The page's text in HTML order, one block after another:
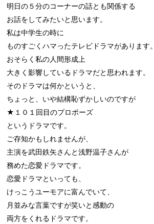
明日の５分のコーナーの話とも関係する
お話をしてみたいと思います。
私は中学生の時に
ものすごくハマったテレビドラマがあります。
おそらく私の人間形成上
大きく影響しているドラマだと思われます。
そのドラマは何かというと、
ちょっと、いや結構恥ずかしいのですが
★１０１回目のプロポーズ
というドラマです。
ご存知かもしれませんが、
主演を武田鉄矢さんと浅野温子さんが
務めた恋愛ドラマです。
恋愛ドラマといっても、
けっこうユーモアに富んでいて、
月並みな言葉ですが笑いと感動の
両方をくれるドラマです。